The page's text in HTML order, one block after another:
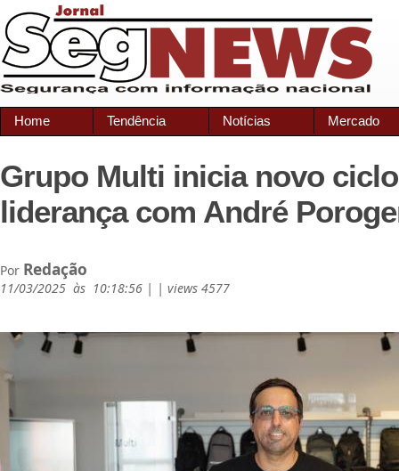
Home Tendência Notícias Mercado
Grupo Multi inicia novo
liderança com André
Por Redação
11/03/2025 às 10:18:56 | | views 4577